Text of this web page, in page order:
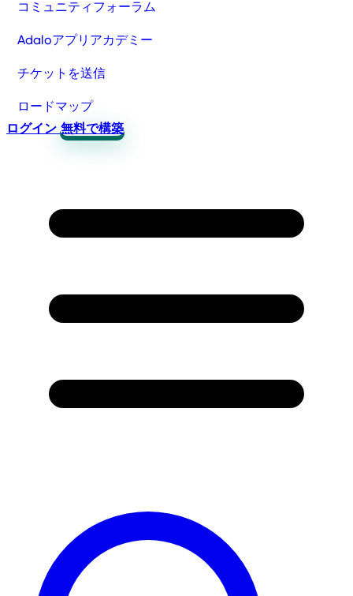
コミュニティフォーラム
Adaloアプリアカデミー
チケットを送信
ロードマップ
ログイン 無料で構築